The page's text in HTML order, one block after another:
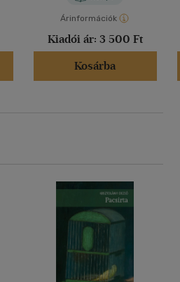
Árinformációk
Kiadói ár: 3 500 Ft
Kosárba